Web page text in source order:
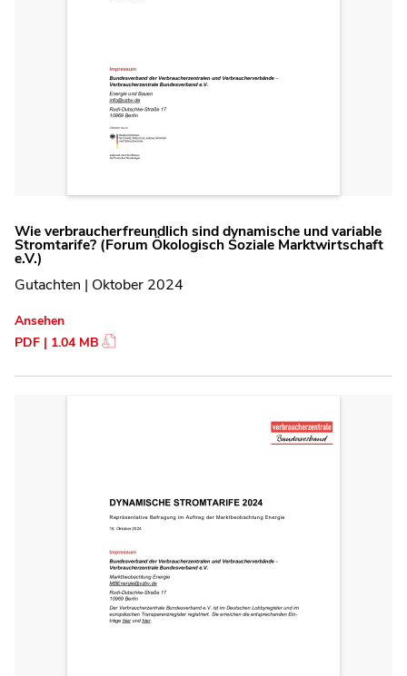
Wie verbraucherfreundlich sind dynamische und variable
Stromtarife? (Forum Ökologisch Soziale Marktwirtschaft
e.V.)
Gutachten | Oktober 2024
Ansehen
PDF | 1.04 MB